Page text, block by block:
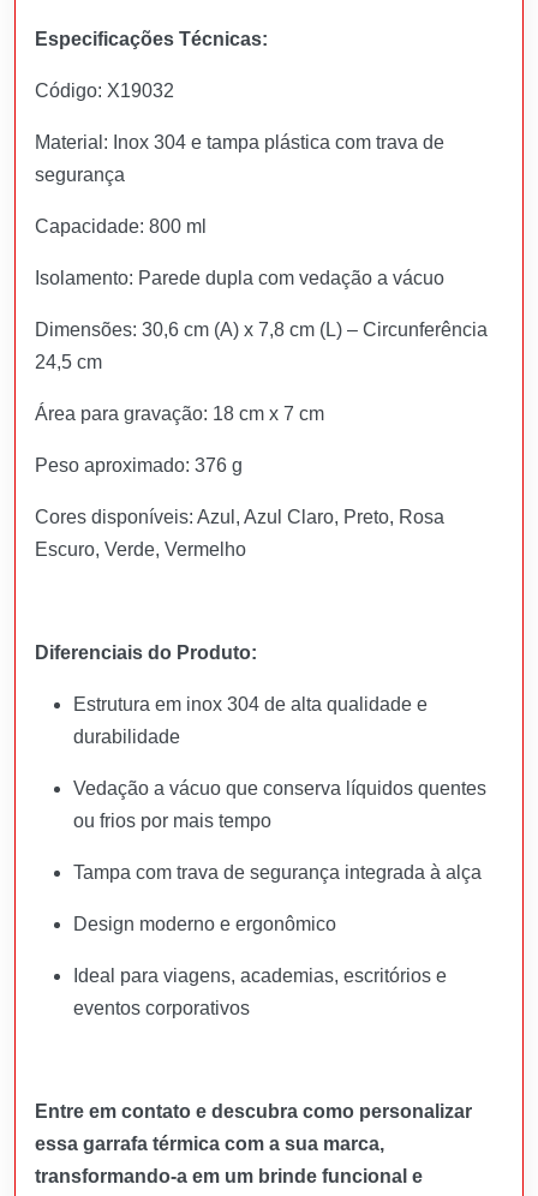
Especificações Técnicas:
Código: X19032
Material: Inox 304 e tampa plástica com trava de
segurança
Capacidade: 800 ml
Isolamento: Parede dupla com vedação a vácuo
Dimensões: 30,6 cm (A) x 7,8 cm (L) – Circunferência
24,5 cm
Área para gravação: 18 cm x 7 cm
Peso aproximado: 376 g
Cores disponíveis: Azul, Azul Claro, Preto, Rosa
Escuro, Verde, Vermelho
Diferenciais do Produto:
Estrutura em inox 304 de alta qualidade e
durabilidade
Vedação a vácuo que conserva líquidos quentes
ou frios por mais tempo
Tampa com trava de segurança integrada à alça
Design moderno e ergonômico
Ideal para viagens, academias, escritórios e
eventos corporativos
Entre em contato e descubra como personalizar
essa garrafa térmica com a sua marca,
transformando-a em um brinde funcional e